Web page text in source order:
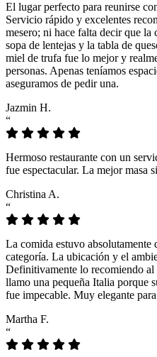
El lugar perfecto para reunirse
Servicio rápido y excelentes
mesero; ni hace falta decir que
sopa de lentejas y la tabla de
miel de trufa fue lo mejor y
personas. Apenas teníamos
aseguramos de pedir una.
Jazmin H.
“
Hermoso restaurante con un
fue espectacular. La mejor masa
Christina A.
“
La comida estuvo absolutamente
categoría. La ubicación y el
Definitivamente lo recomiendo
llamo una pequeña Italia porque
fue impecable. Muy elegante
Martha F.
“